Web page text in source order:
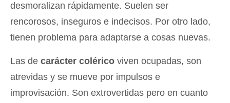
desmoralizan rápidamente. Suelen ser
rencorosos, inseguros e indecisos. Por otro lado,
tienen problema para adaptarse a cosas nuevas.
Las de carácter colérico viven ocupadas, son
atrevidas y se mueve por impulsos e
improvisación. Son extrovertidas pero en cuanto